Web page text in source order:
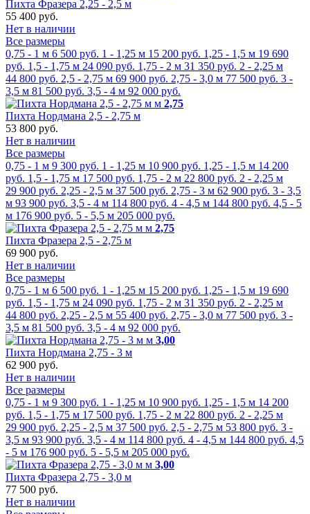
Пихта Фразера 2,25 - 2,5 м
55 400 руб.
Нет в наличии
Все размеры
0,75 - 1 м 6 500 руб. 1 - 1,25 м 15 200 руб. 1,25 - 1,5 м 19 690
руб. 1,5 - 1,75 м 24 090 руб. 1,75 - 2 м 31 350 руб. 2 - 2,25 м
44 800 руб. 2,5 - 2,75 м 69 900 руб. 2,75 - 3,0 м 77 500 руб. 3 -
3,5 м 81 500 руб. 3,5 - 4 м 92 000 руб.
м 2,75
Пихта Нордмана 2,5 - 2,75 м
53 800 руб.
Нет в наличии
Все размеры
0,75 - 1 м 9 300 руб. 1 - 1,25 м 10 900 руб. 1,25 - 1,5 м 14 200
руб. 1,5 - 1,75 м 17 500 руб. 1,75 - 2 м 22 800 руб. 2 - 2,25 м
29 900 руб. 2,25 - 2,5 м 37 500 руб. 2,75 - 3 м 62 900 руб. 3 - 3,5
м 93 900 руб. 3,5 - 4 м 114 800 руб. 4 - 4,5 м 144 800 руб. 4,5 - 5
м 176 900 руб. 5 - 5,5 м 205 000 руб.
м 2,75
Пихта Фразера 2,5 - 2,75 м
69 900 руб.
Нет в наличии
Все размеры
0,75 - 1 м 6 500 руб. 1 - 1,25 м 15 200 руб. 1,25 - 1,5 м 19 690
руб. 1,5 - 1,75 м 24 090 руб. 1,75 - 2 м 31 350 руб. 2 - 2,25 м
44 800 руб. 2,25 - 2,5 м 55 400 руб. 2,75 - 3,0 м 77 500 руб. 3 -
3,5 м 81 500 руб. 3,5 - 4 м 92 000 руб.
м 3,00
Пихта Нордмана 2,75 - 3 м
62 900 руб.
Нет в наличии
Все размеры
0,75 - 1 м 9 300 руб. 1 - 1,25 м 10 900 руб. 1,25 - 1,5 м 14 200
руб. 1,5 - 1,75 м 17 500 руб. 1,75 - 2 м 22 800 руб. 2 - 2,25 м
29 900 руб. 2,25 - 2,5 м 37 500 руб. 2,5 - 2,75 м 53 800 руб. 3 -
3,5 м 93 900 руб. 3,5 - 4 м 114 800 руб. 4 - 4,5 м 144 800 руб. 4,5
- 5 м 176 900 руб. 5 - 5,5 м 205 000 руб.
м 3,00
Пихта Фразера 2,75 - 3,0 м
77 500 руб.
Нет в наличии